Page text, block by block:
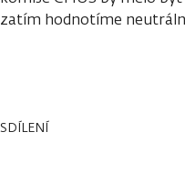
zatím hodnotíme
SDÍLENÍ